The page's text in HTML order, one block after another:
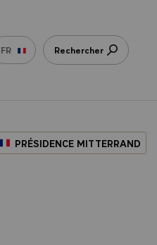
FR Rechercher
PRÉSIDENCE MITTERRAND